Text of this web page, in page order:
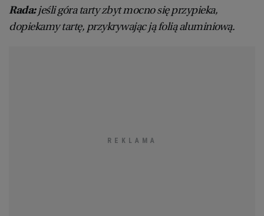
Rada:jeśli góra tarty zbyt mocno się przypieka,
dopiekamy tartę, przykrywając ją folią aluminiową.